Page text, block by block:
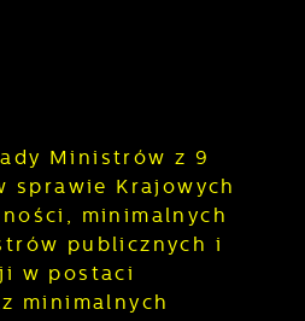
Ministrów z 9
sprawie Krajowych
minimalnych
publicznych i
w postaci
minimalnych